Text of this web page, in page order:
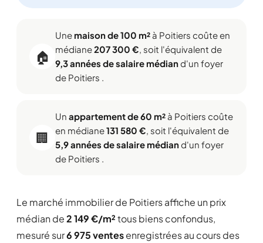
🏠
Une maison de 100 m² à Poitiers coûte en
médiane207 300 €, soit l'équivalent de
9,3 années de salaire médiand'un foyer
de Poitiers .
🏢
Un appartement de 60 m² à Poitiers coûte
en médiane131 580 €, soit l'équivalent de
5,9 années de salaire médiand'un foyer
de Poitiers .
Le marché immobilier de Poitiers affiche un prix
médian de2 149 €/m²tous biens confondus,
mesuré sur6 975 ventesenregistrées au cours des